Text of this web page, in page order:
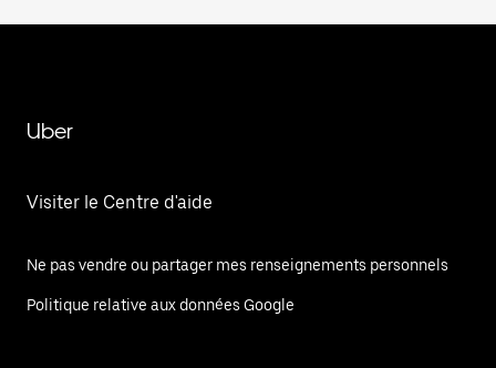
Uber
Visiter le Centre d'aide
Ne pas vendre ou partager mes renseignements personnels
Politique relative aux données Google